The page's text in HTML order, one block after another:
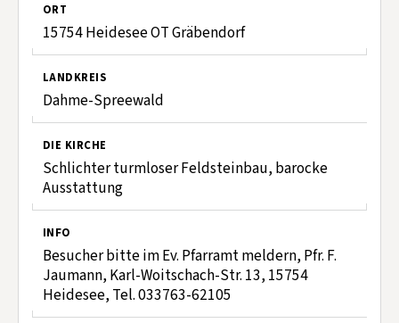
ORT
15754 Heidesee OT Gräbendorf
LANDKREIS
Dahme-Spreewald
DIE KIRCHE
Schlichter turmloser Feldsteinbau, barocke
Ausstattung
INFO
Besucher bitte im Ev. Pfarramt meldern, Pfr. F.
Jaumann, Karl-Woitschach-Str. 13, 15754
Heidesee, Tel. 033763-62105